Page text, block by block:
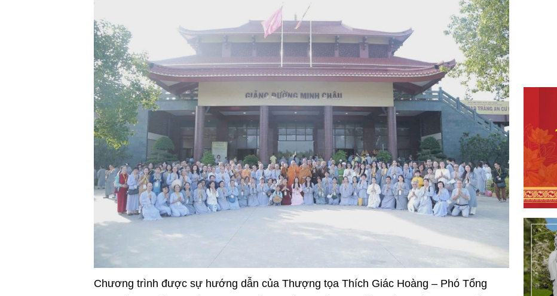
Chương trình được sự hướng dẫn của Thượng tọa Thích Giác Hoàng – Phó Tổng